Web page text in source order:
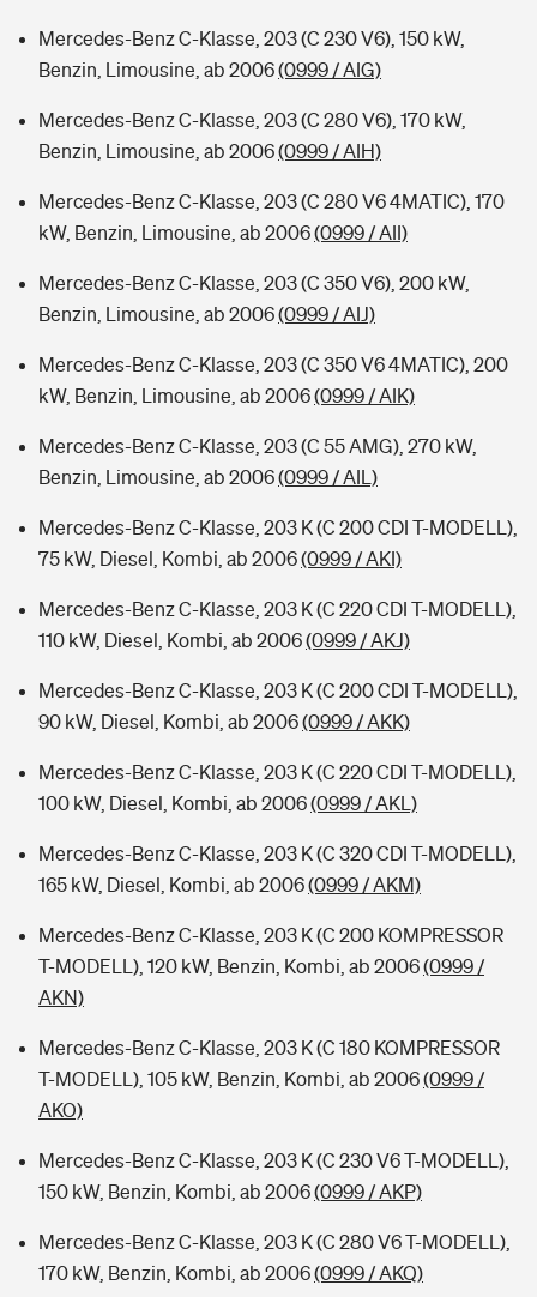
Mercedes-Benz C-Klasse, 203 (C 230 V6), 150 kW,
Benzin, Limousine, ab 2006(0999 / AIG)
Mercedes-Benz C-Klasse, 203 (C 280 V6), 170 kW,
Benzin, Limousine, ab 2006(0999 / AIH)
Mercedes-Benz C-Klasse, 203 (C 280 V6 4MATIC), 170
kW, Benzin, Limousine, ab 2006(0999 / AII)
Mercedes-Benz C-Klasse, 203 (C 350 V6), 200 kW,
Benzin, Limousine, ab 2006(0999 / AIJ)
Mercedes-Benz C-Klasse, 203 (C 350 V6 4MATIC), 200
kW, Benzin, Limousine, ab 2006(0999 / AIK)
Mercedes-Benz C-Klasse, 203 (C 55 AMG), 270 kW,
Benzin, Limousine, ab 2006(0999 / AIL)
Mercedes-Benz C-Klasse, 203 K (C 200 CDI T-MODELL),
75 kW, Diesel, Kombi, ab 2006(0999 / AKI)
Mercedes-Benz C-Klasse, 203 K (C 220 CDI T-MODELL),
110 kW, Diesel, Kombi, ab 2006(0999 / AKJ)
Mercedes-Benz C-Klasse, 203 K (C 200 CDI T-MODELL),
90 kW, Diesel, Kombi, ab 2006(0999 / AKK)
Mercedes-Benz C-Klasse, 203 K (C 220 CDI T-MODELL),
100 kW, Diesel, Kombi, ab 2006(0999 / AKL)
Mercedes-Benz C-Klasse, 203 K (C 320 CDI T-MODELL),
165 kW, Diesel, Kombi, ab 2006(0999 / AKM)
Mercedes-Benz C-Klasse, 203 K (C 200 KOMPRESSOR
T-MODELL), 120 kW, Benzin, Kombi, ab 2006(0999 /
AKN)
Mercedes-Benz C-Klasse, 203 K (C 180 KOMPRESSOR
T-MODELL), 105 kW, Benzin, Kombi, ab 2006(0999 /
AKO)
Mercedes-Benz C-Klasse, 203 K (C 230 V6 T-MODELL),
150 kW, Benzin, Kombi, ab 2006(0999 / AKP)
Mercedes-Benz C-Klasse, 203 K (C 280 V6 T-MODELL),
170 kW, Benzin, Kombi, ab 2006(0999 / AKQ)